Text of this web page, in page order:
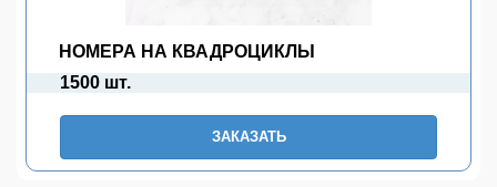
НОМЕРА НА КВАДРОЦИКЛЫ
1500 шт.
ЗАКАЗАТЬ